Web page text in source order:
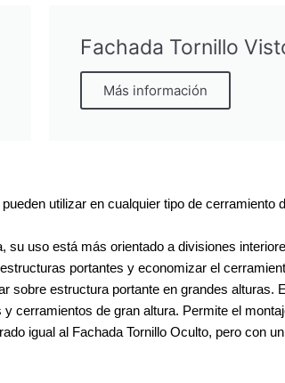
Fachada Tornillo
Más información
utilizar en cualquier tipo de
su uso está más orientado a divisiones
portantes y economizar el
sobre estructura portante en grandes
cerramientos de gran altura. Permite el
igual al Fachada Tornillo Oculto, pero con